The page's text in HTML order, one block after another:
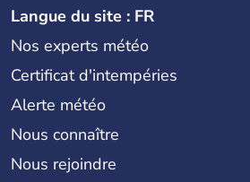
Langue du site : FR
Nos experts météo
Certificat d'intempéries
Alerte météo
Nous connaître
Nous rejoindre